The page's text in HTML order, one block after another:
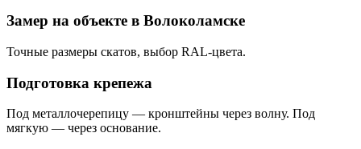
Замер на объекте в Волоколамске
Точные размеры скатов, выбор RAL-цвета.
Подготовка крепежа
Под металлочерепицу — кронштейны через волну. Под
мягкую — через основание.